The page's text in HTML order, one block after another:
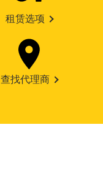
租赁选项
查找代理商